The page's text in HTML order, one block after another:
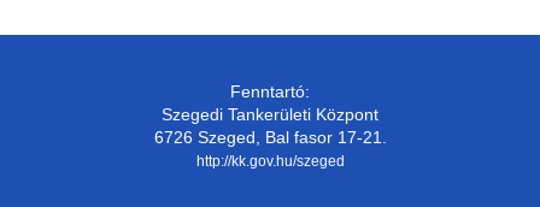
Fenntartó:
Szegedi Tankerületi Központ
6726 Szeged, Bal fasor 17-21.
http://kk.gov.hu/szeged